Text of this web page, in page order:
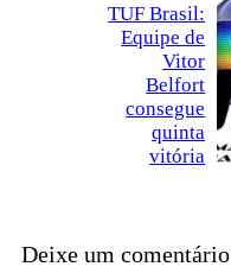
TUF Brasil:
Equipe de
Vitor
Belfort
consegue
quinta
vitória
Deixe um comentário